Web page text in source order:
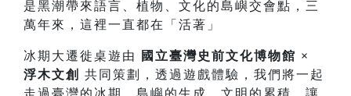
是黑潮帶來語言、植物、文化的島嶼交會點，三
萬年來，這裡一直都在「活著」
冰期大遷徙桌遊由
國立臺灣史前文化博物館 ×
浮木文創
共同策劃，透過遊戲體驗，我們將一起
走過臺灣的冰期、島嶼的生成、文明的累積，讓